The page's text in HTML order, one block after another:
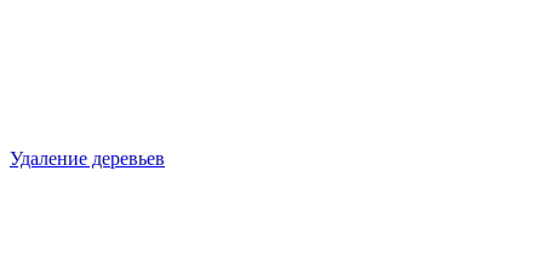
Удаление деревьев